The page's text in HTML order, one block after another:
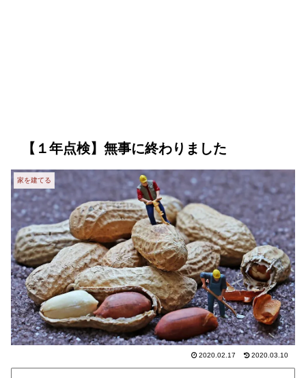
【１年点検】無事に終わりました
家を建てる
2020.02.17 2020.03.10